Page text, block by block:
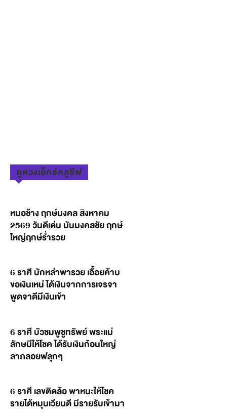
ดูดวงเอ็กซ์คลูซีฟ
หมอช้าง ฤกษ์มงคล สิงหาคม
2569 วันดีเด่น มันมงคลชัย ฤกษ์
ใหญ่ฤกษ์ร่ำรวย
6 ราศี บักหล่าพารวย เอื้อยค้าบ
ขอเงินเหน่ ได้เงินจากการเจรจา
พูดจาดีมีเงินเข้า
6 ราศี บัวชมพูชูทรัพย์ พระแม่
ลักษมีให้โชค ได้รับเงินก้อนใหญ่
ลาภลอยฟลุกๆ
6 ราศี เลขติดล้อ พาหนะให้โชค
รายได้หมุนเวียนดี มีรายรับเข้ามา